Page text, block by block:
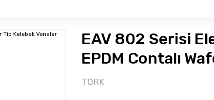
EAV 802 Serisi
EPDM Contalı
TORK